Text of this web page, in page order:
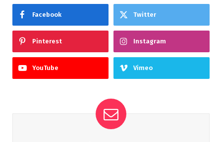
Facebook Twitter
Pinterest Instagram
YouTube Vimeo